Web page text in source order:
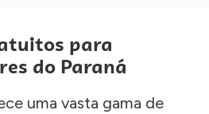
para
do Paraná
uma vasta gama de